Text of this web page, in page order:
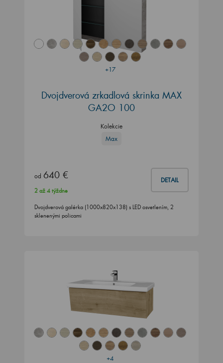
+17
Dvojdverová zrkadlová skrinka MAX
GA2O 100
Kolekcie
Max
od 640 € DETAIL
2 až 4 týždne
Dvojdverová galérka (1000x820x138) s LED osvetlením, 2
sklenenými policami
+4